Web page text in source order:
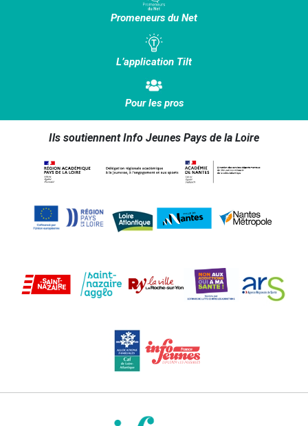
Promeneurs du Net
L’application Tilt
Pour les pros
Ils soutiennent Info Jeunes Pays de la Loire